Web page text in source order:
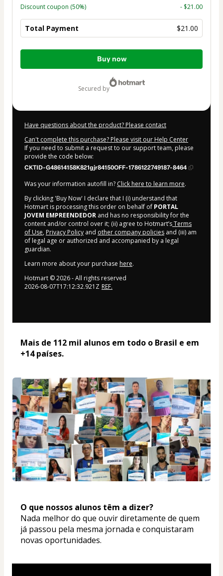
Discount coupon (50%) - $21.00
Total Payment $21.00
Total
$21.00
Buy now
secured by
Have questions about the product? Please contact
Can't complete this purchase? Please visit our Help Center
If you need to submit a request to our support team, please
provide the code below:
CKTID-G48614158K821gjr84150OFF-1786122749187-8464
Was your information autofill in? Click here to learn more.
By clicking 'Buy Now' I declare that I (i) understand that
Hotmart is processing this order on behalf of PORTAL
JOVEM EMPREENDEDOR and has no responsibility for the
content and/or control over it; (ii) agree to Hotmart’sTerms
of Use, Privacy Policy and other company policies and (iii) am
of legal age or authorized and accompanied by a legal
guardian.
Learn more about your purchase here.
Hotmart ©2026- All rights reserved
2026-08-07T17:12:32.921Z REF.
Mais de 112 mil alunos em todo o Brasil e em
+14 países.
O que nossos alunos têm a dizer?
Nada melhor do que ouvir diretamente de quem
já passou pela mesma jornada e conquistaram
novas oportunidades.